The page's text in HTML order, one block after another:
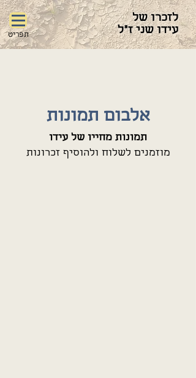
תפריט
לזכרו של
עידו שני ז"ל
אלבום תמונות
תמונות מחייו של עידו
מוזמנים לשלוח ולהוסיף זכרונות